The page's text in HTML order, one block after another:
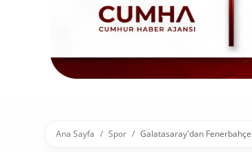
Kamu Kurumları ve Üst Kurullar
Resmi Reklamlar
Ana Sayfa Spor Galatasaray'dan